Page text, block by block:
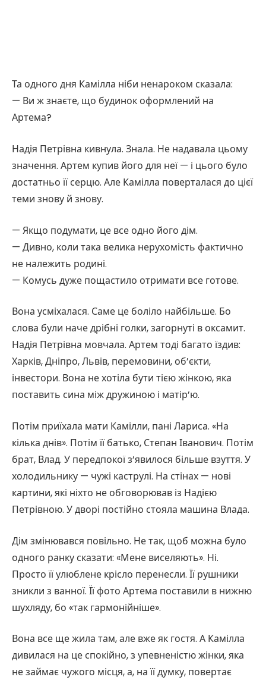
Та одного дня Камілла ніби ненароком сказала:
— Ви ж знаєте, що будинок оформлений на
Артема?
Надія Петрівна кивнула. Знала. Не надавала цьому
значення. Артем купив його для неї — і цього було
достатньо її серцю. Але Камілла поверталася до цієї
теми знову й знову.
— Якщо подумати, це все одно його дім.
— Дивно, коли така велика нерухомість фактично
не належить родині.
— Комусь дуже пощастило отримати все готове.
Вона усміхалася. Саме це боліло найбільше. Бо
слова були наче дрібні голки, загорнуті в оксамит.
Надія Петрівна мовчала. Артем тоді багато їздив:
Харків, Дніпро, Львів, перемовини, об’єкти,
інвестори. Вона не хотіла бути тією жінкою, яка
поставить сина між дружиною і матір’ю.
Потім приїхала мати Камілли, пані Лариса. «На
кілька днів». Потім її батько, Степан Іванович. Потім
брат, Влад. У передпокої з’явилося більше взуття. У
холодильнику — чужі каструлі. На стінах — нові
картини, які ніхто не обговорював із Надією
Петрівною. У дворі постійно стояла машина Влада.
Дім змінювався повільно. Не так, щоб можна було
одного ранку сказати: «Мене виселяють». Ні.
Просто її улюблене крісло перенесли. Її рушники
зникли з ванної. Її фото Артема поставили в нижню
шухляду, бо «так гармонійніше».
Вона все ще жила там, але вже як гостя. А Камілла
дивилася на це спокійно, з упевненістю жінки, яка
не займає чужого місця, а, на її думку, повертає